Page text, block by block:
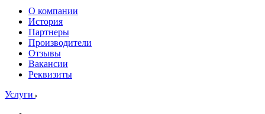
О компании
История
Партнеры
Производители
Отзывы
Вакансии
Реквизиты
Услуги